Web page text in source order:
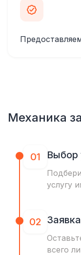
Механика
01 Выбор
услугу
02 Заявка
всего